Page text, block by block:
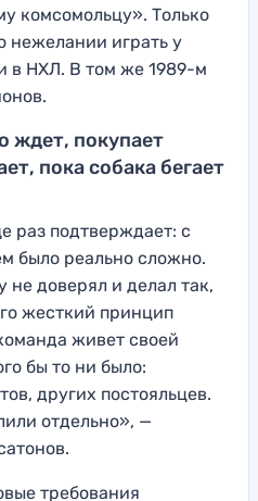
комсомольцу». Только
нежелании играть у
в НХЛ. В том же 1989-м
ждет, покупает
пока собака бегает
раз подтверждает: с
было реально сложно.
не доверял и делал так,
жесткий принцип
живет своей
бы то ни было:
других постояльцев.
отдельно», —
требования